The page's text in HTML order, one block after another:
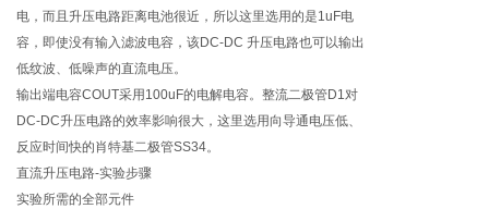
电，而且升压电路距离电池很近，所以这里选用的是1uF电
容，即使没有输入滤波电容，该DC-DC 升压电路也可以输出
低纹波、低噪声的直流电压。
输出端电容COUT采用100uF的电解电容。整流二极管D1对
DC-DC升压电路的效率影响很大，这里选用向导通电压低、
反应时间快的肖特基二极管SS34。
直流升压电路-实验步骤
实验所需的全部元件